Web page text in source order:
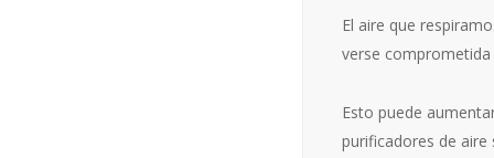
El aire que
verse
Esto puede
purificadores de aire